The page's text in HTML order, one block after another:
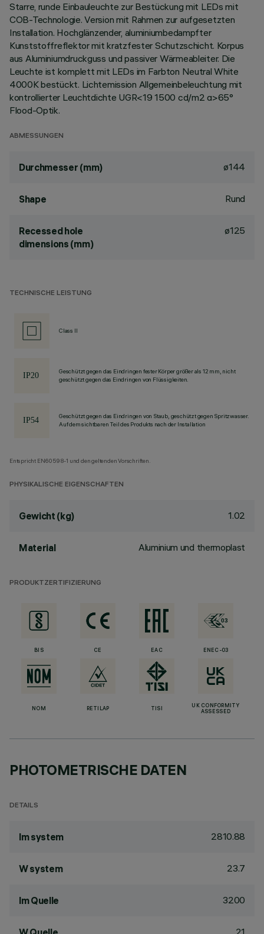
Starre, runde Einbauleuchte zur Bestückung mit LEDs mit
COB-Technologie. Version mit Rahmen zur aufgesetzten
Installation. Hochglänzender, aluminiumbedampfter
Kunststoffreflektor mit kratzfester Schutzschicht. Korpus
aus Aluminiumdruckguss und passiver Wärmeableiter. Die
Leuchte ist komplett mit LEDs im Farbton Neutral White
4000K bestückt. Lichtemission Allgemeinbeleuchtung mit
kontrollierter Leuchtdichte UGR<19 1500 cd/m2 α>65°
Flood-Optik.
ABMESSUNGEN
Durchmesser (mm) ø144
Shape Rund
Recessed hole
dimensions (mm)
ø125
TECHNISCHE LEISTUNG
Class II
Geschützt gegen das Eindringen fester Körper größer als 12 mm, nicht
geschützt gegen das Eindringen von Flüssigkeiten.
Geschützt gegen das Eindringen von Staub, geschützt gegen Spritzwasser.
Auf dem sichtbaren Teil des Produkts nach der Installation
Entspricht EN60598-1 und den geltenden Vorschriften.
PHYSIKALISCHE EIGENSCHAFTEN
Gewicht (kg) 1.02
Material Aluminium und thermoplast
PRODUKTZERTIFIZIERUNG
BIS CE EAC ENEC-03
NOM RETILAP TISI
UK CONFORMITY
ASSESSED
PHOTOMETRISCHE DATEN
DETAILS
lm system 2810.88
W system 23.7
lm Quelle 3200
21